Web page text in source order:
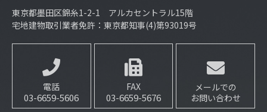
東京都墨田区錦糸1-2-1 アルカセントラル15階
宅地建物取引業者免許：東京都知事(4)第93019号
電話
03-6659-5606
FAX
03-6659-5676
メールでの
お問い合わせ